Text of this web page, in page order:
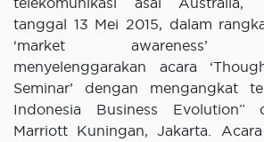
tanggal 13 Mei 2015, dalam
‘market awareness’
menyelenggarakan acara
Seminar’ dengan mengangkat
Indonesia Business
Marriott Kuningan, Jakarta.